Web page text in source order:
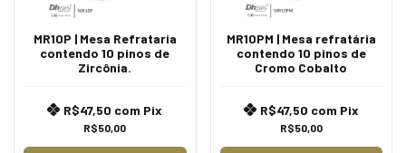
MR10P | Mesa Refrataria
contendo 10 pinos de
Zircônia.
R$50,00
R$47,50 com Pix
MR10PM | Mesa refratária
contendo 10 pinos de
Cromo Cobalto
R$50,00
R$47,50 com Pix